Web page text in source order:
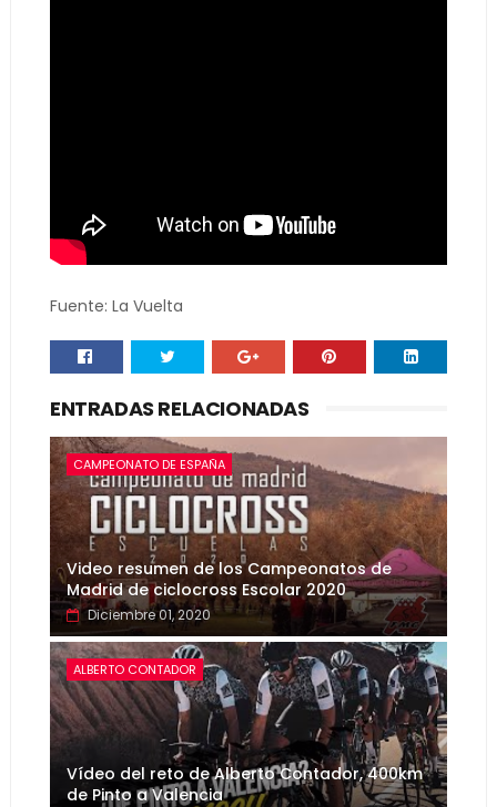
Fuente: La Vuelta
ENTRADAS RELACIONADAS
CAMPEONATO DE ESPAÑA
Video resumen de los Campeonatos de
Madrid de ciclocross Escolar 2020
Diciembre 01, 2020
ALBERTO CONTADOR
Vídeo del reto de Alberto Contador, 400km
de Pinto a Valencia